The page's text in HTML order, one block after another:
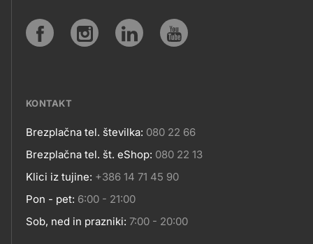
SPLETNA
KONTAKT
Kontakt
Brezplačna tel. številka: 080 22 66
Brezplačna tel. št. eShop: 080 22 13
Klici iz tujine: +386 14 71 45 90
Pon - pet: 6:00 - 21:00
Sob, ned in prazniki: 7:00 - 20:00